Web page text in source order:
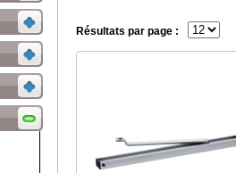
Résultats par page :